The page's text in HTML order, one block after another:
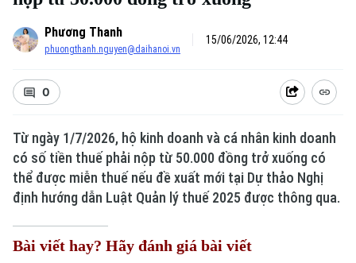
Phương Thanh
phuongthanh.nguyen@daihanoi.vn
15/06/2026, 12:44
0
Từ ngày 1/7/2026, hộ kinh doanh và cá nhân kinh doanh
có số tiền thuế phải nộp từ 50.000 đồng trở xuống có
thể được miễn thuế nếu đề xuất mới tại Dự thảo Nghị
định hướng dẫn Luật Quản lý thuế 2025 được thông qua.
Bài viết hay? Hãy đánh giá bài viết